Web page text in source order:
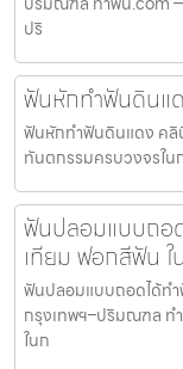
ปริ
ฟันหักทำฟันดินแ
ฟันหักทำฟันดินแดง ค
ทันตกรรมครบวงจรใ
ฟันปลอมแบบถอ
เทียม ฟอกสีฟัน
ฟันปลอมแบบถอดได้ท
กรุงเทพฯ–ปริมณฑล
ในก